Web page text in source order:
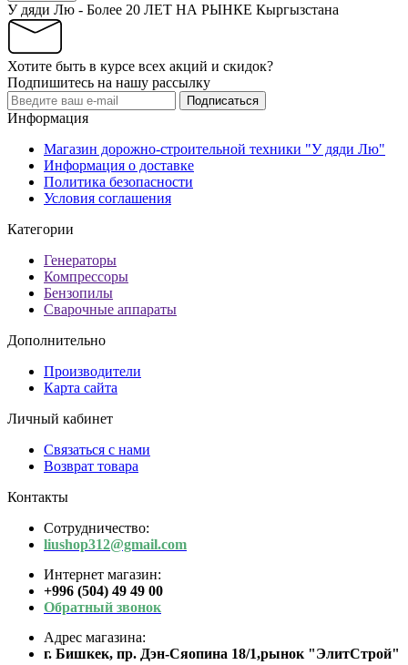
У дяди Лю - Более 20 ЛЕТ НА РЫНКЕ Кыргызстана
Хотите быть в курсе всех акций и скидок?
Подпишитесь на нашу рассылку
Подписаться
Информация
Магазин дорожно-строительной техники "У дяди Лю"
Информация о доставке
Политика безопасности
Условия соглашения
Категории
Генераторы
Компрессоры
Бензопилы
Сварочные аппараты
Дополнительно
Производители
Карта сайта
Личный кабинет
Связаться с нами
Возврат товара
Контакты
Сотрудничество:
liushop312@gmail.com
Интернет магазин:
+996 (504) 49 49 00
Обратный звонок
Адрес магазина:
г. Бишкек, пр. Дэн-Сяопина 18/1,рынок "ЭлитСтрой"